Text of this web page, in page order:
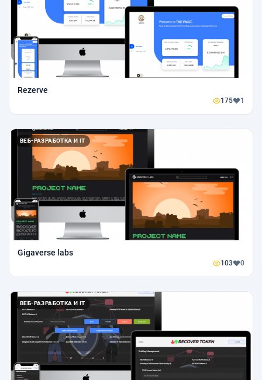
Rezerve
175 1
ВЕБ-РАЗРАБОТКА И IT
Gigaverse labs
103 0
ВЕБ-РАЗРАБОТКА И IT